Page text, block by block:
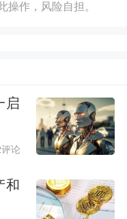
操作，风险自担。
启
评论
和